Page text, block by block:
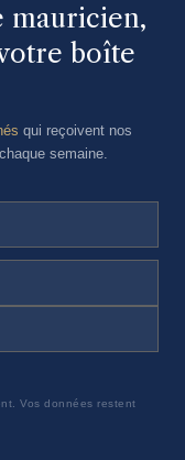
mauricien,
boîte
qui reçoivent nos
semaine.
Vos données restent